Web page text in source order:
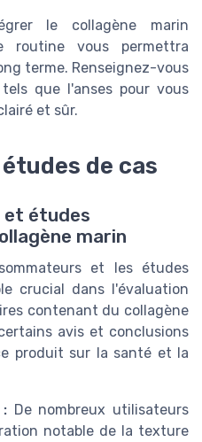
le collagène marin
routine vous permettra
terme. Renseignez-vous
que l'anses pour vous
et sûr.
de cas
et études
marin
et les études
crucial dans l'évaluation
contenant du collagène
avis et conclusions
produit sur la santé et la
De nombreux utilisateurs
notable de la texture